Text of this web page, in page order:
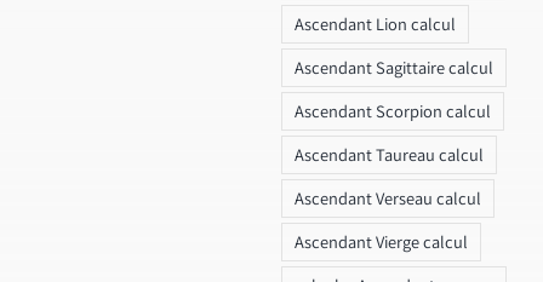
Ascendant Lion calcul
Ascendant Sagittaire calcul
Ascendant Scorpion calcul
Ascendant Taureau calcul
Ascendant Verseau calcul
Ascendant Vierge calcul